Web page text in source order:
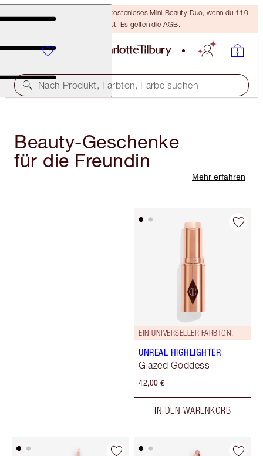
LETZTE CHANCE! Erhalte ein kostenloses Mini-Beauty-Duo, wenn du 110
€ ausgibst! Es gelten die AGB.
Nach Produkt, Farbton, Farbe suchen
Beauty-Geschenke
für die Freundin
Mehr erfahren
EIN UNIVERSELLER FARBTON.
UNREAL HIGHLIGHTER
Glazed Goddess
42,00 €
IN DEN WARENKORB